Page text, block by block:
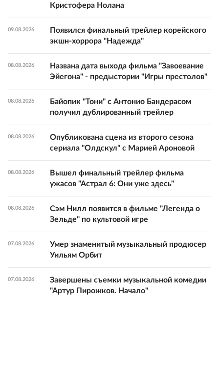
Кристофера Нолана
09.08.2026
Появился финальный трейлер корейского
экшн-хоррора "Надежда"
08.08.2026
Названа дата выхода фильма "Завоевание
Эйегона" - предыстории "Игры престолов"
08.08.2026
Байопик "Тони" с Антонио Бандерасом
получил дублированный трейлер
08.08.2026
Опубликована сцена из второго сезона
сериала "Олдскул" с Марией Ароновой
08.08.2026
Вышел финальный трейлер фильма
ужасов "Астрал 6: Они уже здесь"
08.08.2026
Сэм Нилл появится в фильме "Легенда о
Зельде" по культовой игре
07.08.2026
Умер знаменитый музыкальный продюсер
Уильям Орбит
07.08.2026
Завершены съемки музыкальной комедии
"Артур Пирожков. Начало"